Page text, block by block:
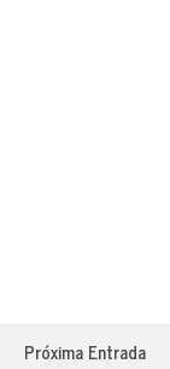
Próxima Entrada